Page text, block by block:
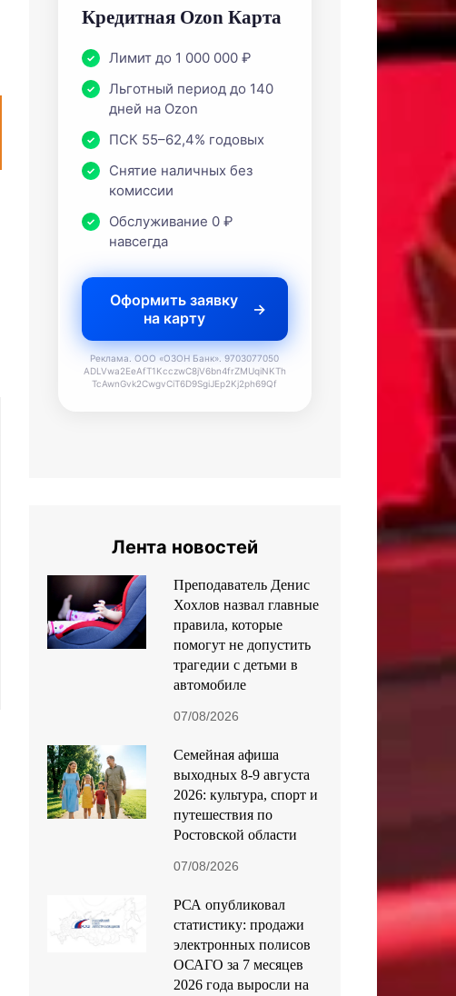
Кредитная Ozon Карта
Лимит до 1 000 000 ₽
Льготный период до 140
дней на Ozon
ПСК 55–62,4% годовых
Снятие наличных без
комиссии
Обслуживание 0 ₽
навсегда
Оформить заявку
на карту
Реклама. ООО «ОЗОН Банк». 9703077050
ADLVwa2EeAfT1KcczwC8jV6bn4frZMUqiNKTh
TcAwnGvk2CwgvCiT6D9SgiJEp2Kj2ph69Qf
Лента новостей
Преподаватель Денис
Хохлов назвал главные
правила, которые
помогут не допустить
трагедии с детьми в
автомобиле
07/08/2026
Семейная афиша
выходных 8-9 августа
2026: культура, спорт и
путешествия по
Ростовской области
07/08/2026
РСА опубликовал
статистику: продажи
электронных полисов
ОСАГО за 7 месяцев
2026 года выросли на